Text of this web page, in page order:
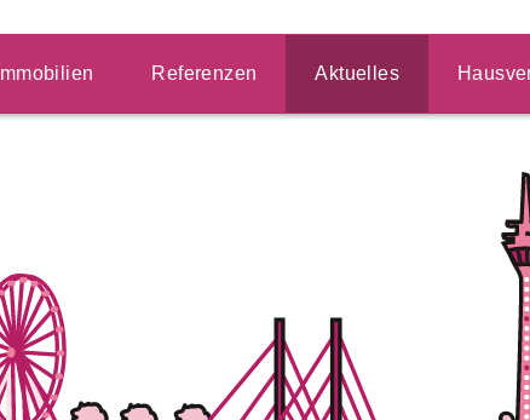
Immobilien Referenzen Aktuelles